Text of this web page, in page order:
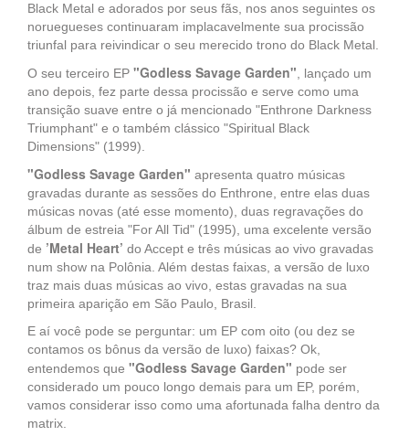
Black Metal e adorados por seus fãs, nos anos seguintes os
noruegueses continuaram implacavelmente sua procissão
triunfal para reivindicar o seu merecido trono do Black Metal.
O seu terceiro EP "Godless Savage Garden" , lançado um
ano depois, fez parte dessa procissão e serve como uma
transição suave entre o já mencionado "Enthrone Darkness
Triumphant" e o também clássico "Spiritual Black
Dimensions" (1999).
"Godless Savage Garden" apresenta quatro músicas
gravadas durante as sessões do Enthrone, entre elas duas
músicas novas (até esse momento), duas regravações do
álbum de estreia "For All Tid" (1995), uma excelente versão
de ’Metal Heart’ do Accept e três músicas ao vivo gravadas
num show na Polônia. Além destas faixas, a versão de luxo
traz mais duas músicas ao vivo, estas gravadas na sua
primeira aparição em São Paulo, Brasil.
E aí você pode se perguntar: um EP com oito (ou dez se
contamos os bônus da versão de luxo) faixas? Ok,
entendemos que "Godless Savage Garden" pode ser
considerado um pouco longo demais para um EP, porém,
vamos considerar isso como uma afortunada falha dentro da
matrix.